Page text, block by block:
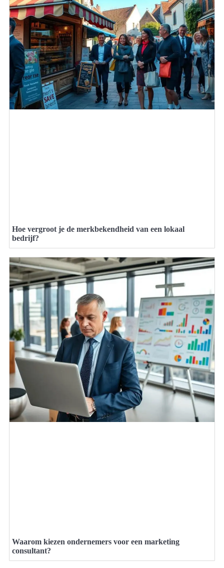
Hoe vergroot je de merkbekendheid van een lokaal
bedrijf?
Waarom kiezen ondernemers voor een marketing
consultant?